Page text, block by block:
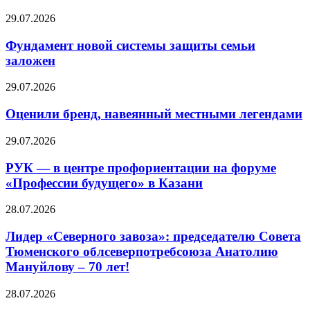
29.07.2026
Фундамент новой системы защиты семьи
заложен
29.07.2026
Оценили бренд, навеянный местными легендами
29.07.2026
РУК — в центре профориентации на форуме
«Профессии будущего» в Казани
28.07.2026
Лидер «Северного завоза»: председателю Совета
Тюменского облсеверпотребсоюза Анатолию
Мануйлову – 70 лет!
28.07.2026